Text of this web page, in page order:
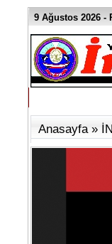
9 Ağustos 2026 -
Anasayfa»